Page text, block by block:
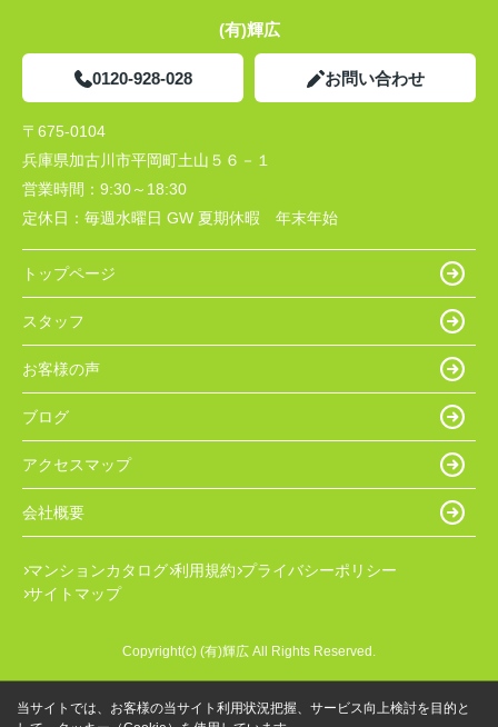
(有)輝広
0120-928-028 お問い合わせ
〒675-0104
兵庫県加古川市平岡町土山５６－１
営業時間： 9:30～18:30
定休日： 毎週水曜日 GW 夏期休暇 年末年始
トップページ
スタッフ
お客様の声
ブログ
アクセスマップ
会社概要
マンションカタログ 利用規約 プライバシーポリシー
サイトマップ
Copyright(c) (有)輝広 All Rights Reserved.
当サイトでは、お客様の当サイト利用状況把握、サービス向上検討を目的と